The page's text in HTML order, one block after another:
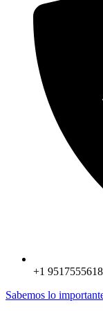
+1 9517555618
Sabemos lo